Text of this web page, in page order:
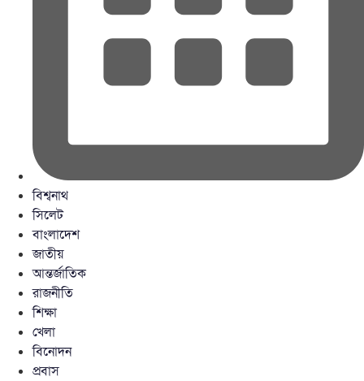
বিশ্বনাথ
সিলেট
বাংলাদেশ
জাতীয়
আন্তর্জাতিক
রাজনীতি
শিক্ষা
খেলা
বিনোদন
প্রবাস